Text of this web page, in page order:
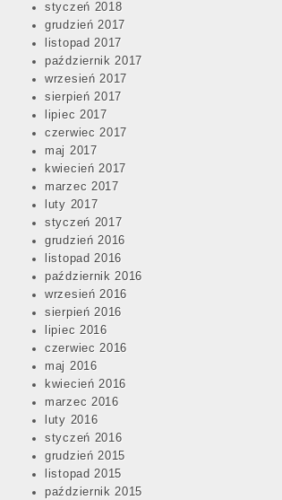
styczeń 2018
grudzień 2017
listopad 2017
październik 2017
wrzesień 2017
sierpień 2017
lipiec 2017
czerwiec 2017
maj 2017
kwiecień 2017
marzec 2017
luty 2017
styczeń 2017
grudzień 2016
listopad 2016
październik 2016
wrzesień 2016
sierpień 2016
lipiec 2016
czerwiec 2016
maj 2016
kwiecień 2016
marzec 2016
luty 2016
styczeń 2016
grudzień 2015
listopad 2015
październik 2015